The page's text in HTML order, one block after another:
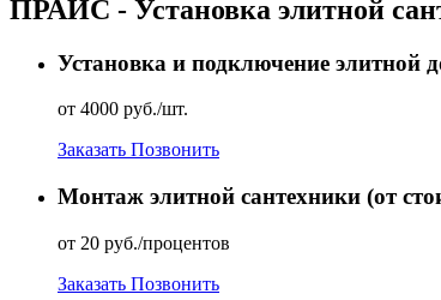
ПРАЙС - Установка элитной
Установка и подключение элитной
от 4000 руб./шт.
Заказать Позвонить
Монтаж элитной сантехники (от
от 20 руб./процентов
Заказать Позвонить